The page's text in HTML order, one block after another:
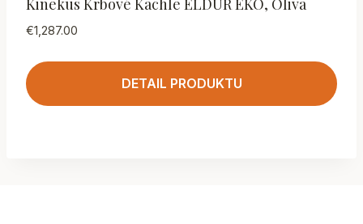
Kinekus Krbové Kachle ELDUR EKO, Oliva
€1,287.00
DETAIL PRODUKTU